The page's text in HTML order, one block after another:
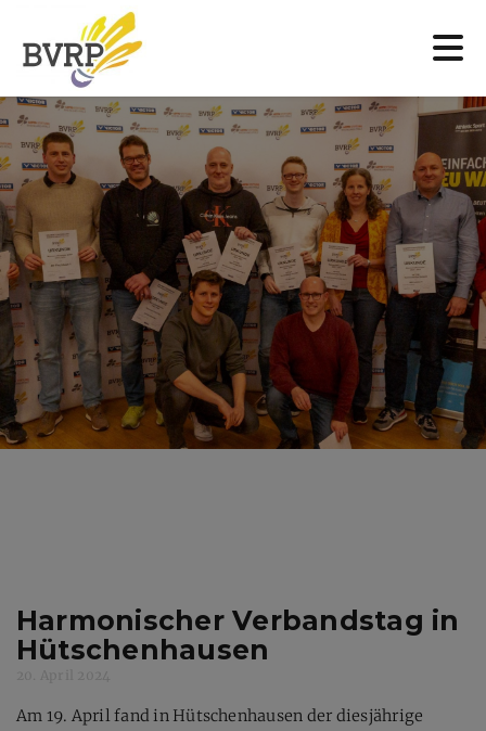
Harmonischer Verbandstag in
Hütschenhausen
Am 19. April fand in Hütschenhausen der diesjährige